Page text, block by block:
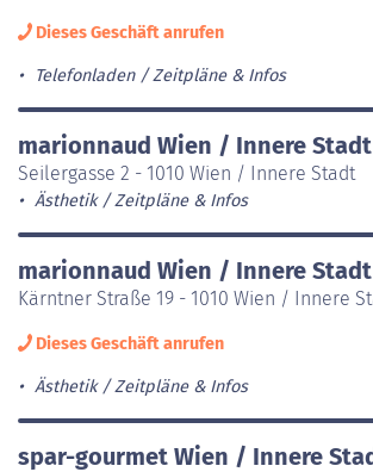
Dieses Geschäft anrufen
Telefonladen Zeitpläne & Infos
marionnaud Wien / Innere Stadt
Seilergasse 2 - 1010 Wien / Innere Stadt
Ästhetik Zeitpläne & Infos
marionnaud Wien / Innere Stadt
Kärntner Straße 19 - 1010 Wien / Innere
Dieses Geschäft anrufen
Ästhetik Zeitpläne & Infos
spar-gourmet Wien / Innere